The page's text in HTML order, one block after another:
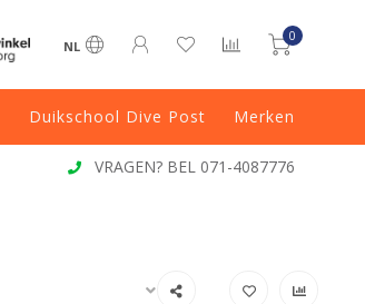
NL
0
Duikschool Dive Post Merken
VRAGEN? BEL 071-4087776